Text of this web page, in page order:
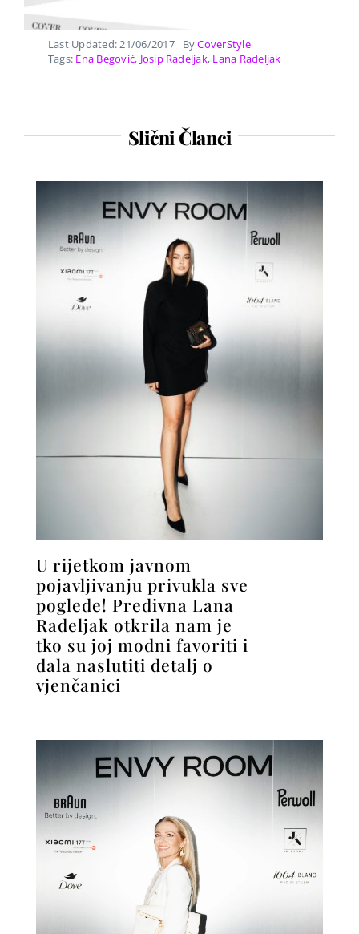
Last Updated: 21/06/2017 ByCoverStyle
Tags: Ena Begović, Josip Radeljak, Lana Radeljak
Slični Članci
U rijetkom javnom
pojavljivanju privukla sve
poglede! Predivna Lana
Radeljak otkrila nam je
tko su joj modni favoriti i
dala naslutiti detalj o
vjenčanici